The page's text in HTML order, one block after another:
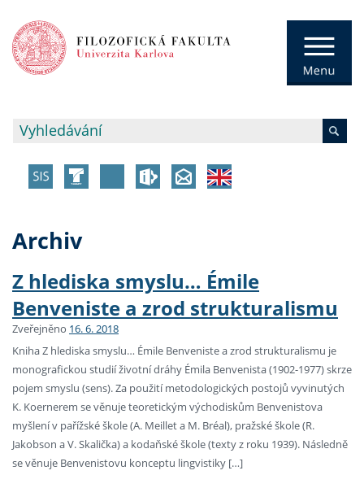
Archiv
Z hlediska smyslu… Émile
Benveniste a zrod strukturalismu
Zveřejněno 16. 6. 2018
Kniha Z hlediska smyslu… Émile Benveniste a zrod strukturalismu je
monografickou studií životní dráhy Émila Benvenista (1902-1977) skrze
pojem smyslu (sens). Za použití metodologických postojů vyvinutých
K. Koernerem se věnuje teoretickým východiskům Benvenistova
myšlení v pařížské škole (A. Meillet a M. Bréal), pražské škole (R.
Jakobson a V. Skalička) a kodaňské škole (texty z roku 1939). Následně
se věnuje Benvenistovu konceptu lingvistiky […]